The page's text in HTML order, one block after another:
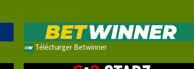
Télécharger Betwinner